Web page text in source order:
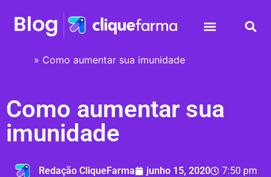
» Como aumentar sua imunidade
Como aumentar sua
imunidade
Redação CliqueFarma junho 15, 2020
7:50 pm